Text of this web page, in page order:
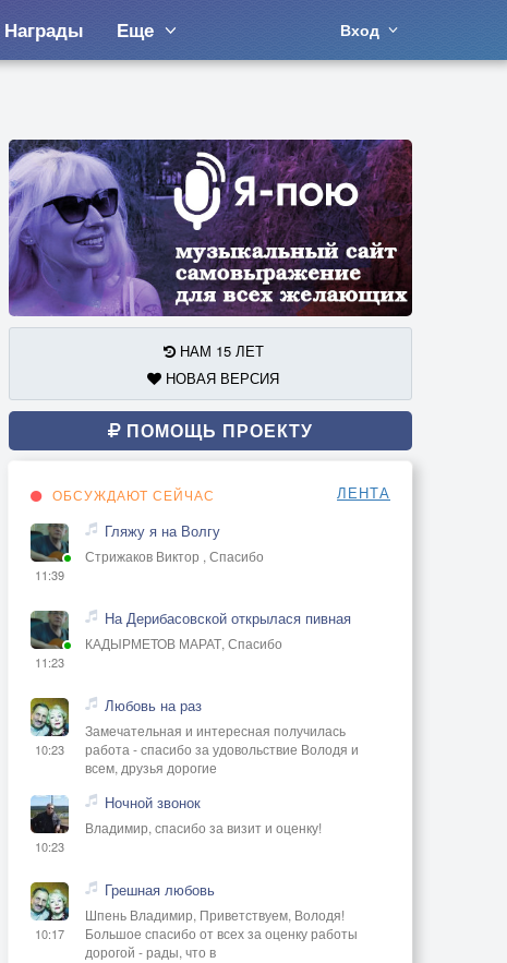
Награды Еще Вход
НАМ 15 ЛЕТ
НОВАЯ ВЕРСИЯ
ПОМОЩЬ ПРОЕКТУ
ОБСУЖДАЮТ СЕЙЧАС ЛЕНТА
11:39
Гляжу я на Волгу
Стрижаков Виктор , Спасибо
11:23
На Дерибасовской открылася пивная
КАДЫРМЕТОВ МАРАТ, Спасибо
10:23
Любовь на раз
Замечательная и интересная получилась
работа - спасибо за удовольствие Володя и
всем, друзья дорогие
10:23
Ночной звонок
Владимир, спасибо за визит и оценку!
10:17
Грешная любовь
Шпень Владимир, Приветствуем, Володя!
Большое спасибо от всех за оценку работы
дорогой - рады, что в